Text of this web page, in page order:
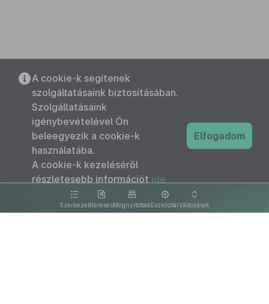
SzerkezetKeresésMegnyitottakEszköztárVáltozások
A cookie-k segítenek
szolgáltatásaink biztosításában.
Szolgáltatásaink
igénybevételével Ön
beleegyezik a cookie-k
használatába.
A cookie-k kezeléséről
részletesebb információt ide
kattintva olvashat.
Elfogadom